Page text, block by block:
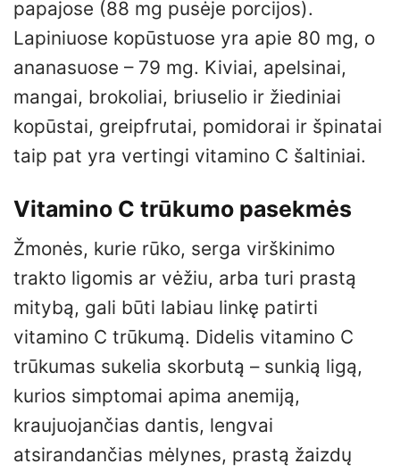
papajose (88 mg pusėje porcijos).
Lapiniuose kopūstuose yra apie 80 mg, o
ananasuose – 79 mg. Kiviai, apelsinai,
mangai, brokoliai, briuselio ir žiediniai
kopūstai, greipfrutai, pomidorai ir špinatai
taip pat yra vertingi vitamino C šaltiniai.
Vitamino C trūkumo pasekmės
Žmonės, kurie rūko, serga virškinimo
trakto ligomis ar vėžiu, arba turi prastą
mitybą, gali būti labiau linkę patirti
vitamino C trūkumą. Didelis vitamino C
trūkumas sukelia skorbutą – sunkią ligą,
kurios simptomai apima anemiją,
kraujuojančias dantis, lengvai
atsirandančias mėlynes, prastą žaizdų